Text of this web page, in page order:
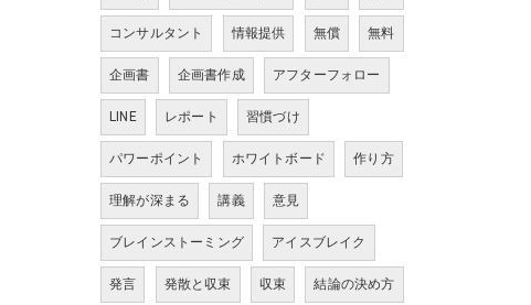
コンサルタント 情報提供 無償 無料
企画書 企画書作成 アフターフォロー
LINE レポート 習慣づけ
パワーポイント ホワイトボード 作り方
理解が深まる 講義 意見
ブレインストーミング アイスブレイク
発言 発散と収束 収束 結論の決め方